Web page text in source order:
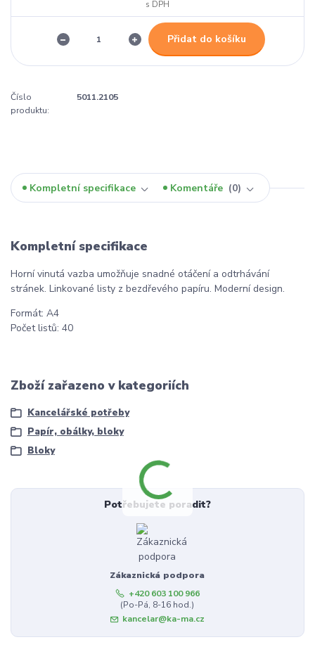
Přidat do košíku
Číslo
produktu:
5011.2105
Kompletní specifikace Komentáře 0
Kompletní specifikace
Horní vinutá vazba umožňuje snadné otáčení a odtrhávání
stránek. Linkované listy z bezdřevého papíru. Moderní design.
Formát: A4
Počet listů: 40
Zboží zařazeno v kategoriích
Kancelářské potřeby
Papír, obálky, bloky
Bloky
Potřebujete poradit?
Zákaznická podpora
+420 603 100 966
(Po-Pá, 8-16 hod.)
kancelar@ka-ma.cz